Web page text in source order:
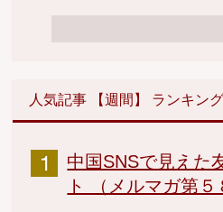
人気記事 【週間】 ランキング
中国SNSで見えた
ト （メルマガ第５